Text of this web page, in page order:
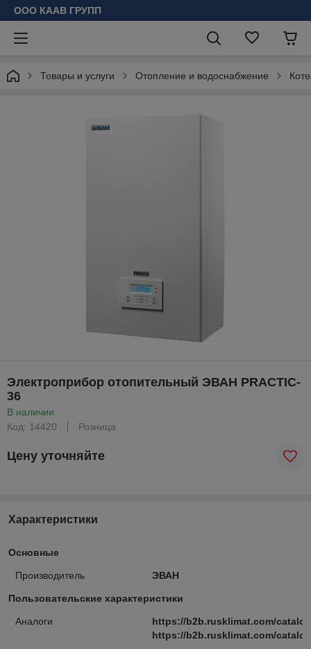
ООО КААВ ГРУПП
Товары и услуги Отопление и водоснабжение
Электроприбор отопительный ЭВАН PRACTIC-
36
В наличии
Код: 14420
Розница
Цену уточняйте
Характеристики
Основные
Производитель ЭВАН
Пользовательские характеристики
Аналоги
https://b2b.rusklimat.com/
https://b2b.rusklimat.com/